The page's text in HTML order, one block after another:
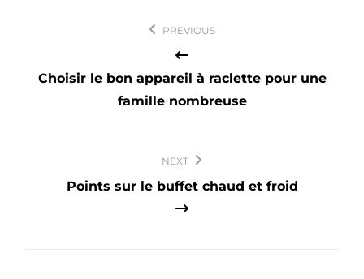
l’article
PREVIOUS
Choisir le bon appareil à raclette pour une
famille nombreuse
NEXT
Points sur le buffet chaud et froid